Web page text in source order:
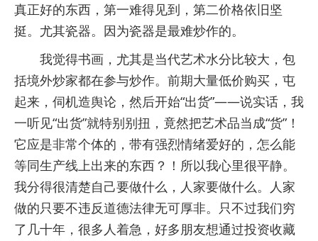
真正好的东西，第一难得见到，第二价格依旧坚
挺。尤其瓷器。因为瓷器是最难炒作的。
我觉得书画，尤其是当代艺术水分比较大，包
括境外炒家都在参与炒作。前期大量低价购买，屯
起来，伺机造舆论，然后开始“出货”——说实话，我
一听见“出货”就特别别扭，竟然把艺术品当成“货”！
它应是非常个体的，带有强烈情绪爱好的，怎么能
等同生产线上出来的东西？！所以我心里很平静。
我分得很清楚自己要做什么，人家要做什么。人家
做的只要不违反道德法律无可厚非。只不过我们穷
了几十年，很多人着急，好多朋友想通过投资收藏